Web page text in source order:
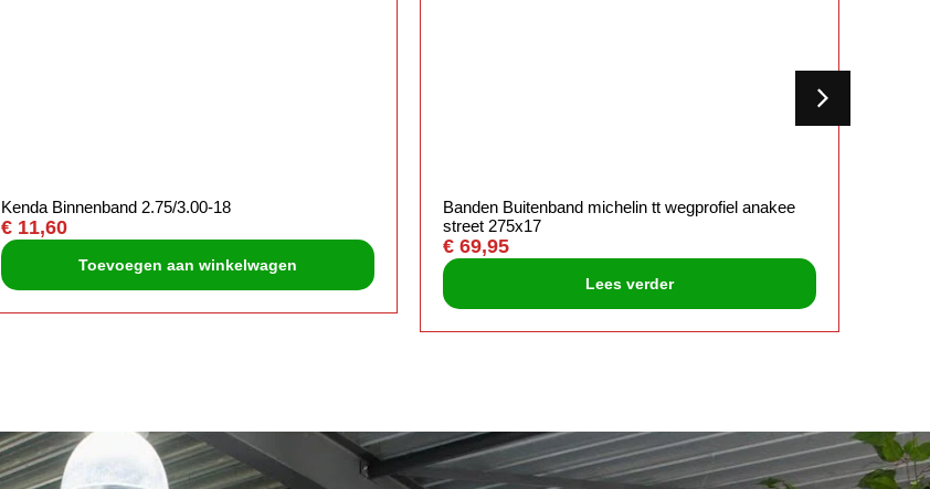
Kenda Binnenband 2.75/3.00-18
€ 11,60
Toevoegen aan winkelwagen
Banden Buitenband michelin tt wegprofiel anakee
street 275x17
€ 69,95
Lees verder